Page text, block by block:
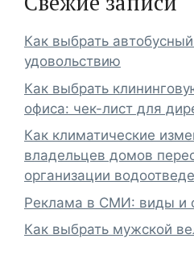
Как выбрать
удовольствию
Как выбрать
офиса: чек-лист для
Как климатические
владельцев домов
организации
Реклама в СМИ: виды и
Как выбрать мужской